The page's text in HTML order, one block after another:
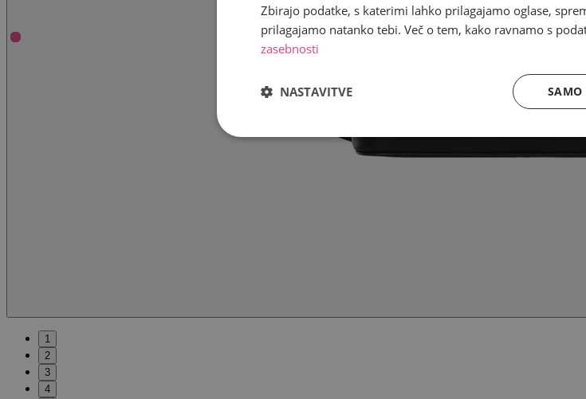
1
2
3
4
Zbirajo podatke, s katerimi lahko prilagajamo oglase,
prilagajamo natanko tebi. Več o tem, kako ravnamo s
zasebnosti
SAMO
NASTAVITVE